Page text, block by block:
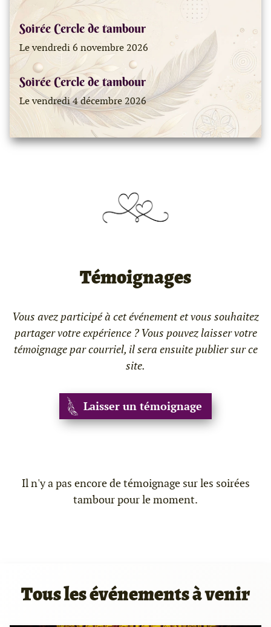
Soirée Cercle de tambour
Le vendredi 6 novembre 2026
Soirée Cercle de tambour
Le vendredi 4 décembre 2026
Témoignages
Vous avez participé à cet événement et vous souhaitez
partager votre expérience ? Vous pouvez laisser votre
témoignage par courriel, il sera ensuite publier sur ce
site.
Laisser un témoignage
Il n'y a pas encore de témoignage sur les soirées
tambour pour le moment.
Tous les événements à venir